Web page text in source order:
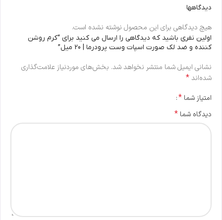
دیدگاهها
هیچ دیدگاهی برای این محصول نوشته نشده است.
اولین نفری باشید که دیدگاهی را ارسال می کنید برای “کرم روشن
کننده و ضد لک صورت اسپات وست پرودرما | 20 میل”
نشانی ایمیل شما منتشر نخواهد شد. بخش‌های موردنیاز علامت‌گذاری
شده‌اند*
امتیاز شما *
دیدگاه شما *